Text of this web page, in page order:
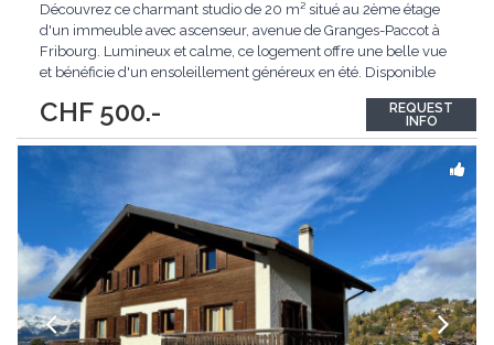
CHF 500.-
Découvrez ce charmant studio de 20 m² situé au 2ème étage
d'un immeuble avec ascenseur, avenue de Granges-Paccot à
Fribourg. Lumineux et calme, ce logement offre une belle vue
et bénéficie d'un ensoleillement généreux en été. Disponible
meublé : Une pièce fonctionnelle et bien agencée avec table,
chaise, réfrigérateur...
REQUEST
INFO